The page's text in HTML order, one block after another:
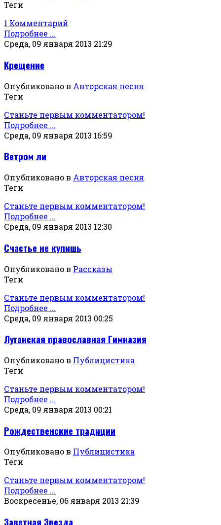
Теги
1 Комментарий
Подробнее ...
Среда, 09 января 2013 21:29
Крещение
Опубликовано в Авторская песня
Теги
Станьте первым комментатором!
Подробнее ...
Среда, 09 января 2013 16:59
Ветром ли
Опубликовано в Авторская песня
Теги
Станьте первым комментатором!
Подробнее ...
Среда, 09 января 2013 12:30
Счастье не купишь
Опубликовано в Рассказы
Теги
Станьте первым комментатором!
Подробнее ...
Среда, 09 января 2013 00:25
Луганская православная Гимназия
Опубликовано в Публицистика
Теги
Станьте первым комментатором!
Подробнее ...
Среда, 09 января 2013 00:21
Рождественские традиции
Опубликовано в Публицистика
Теги
Станьте первым комментатором!
Подробнее ...
Воскресенье, 06 января 2013 21:39
Заветная Звезда